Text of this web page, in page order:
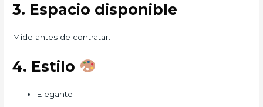
3. Espacio disponible
Mide antes de contratar.
4. Estilo
Elegante